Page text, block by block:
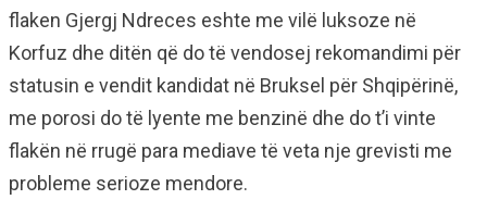
flaken Gjergj Ndreces eshte me vilë luksoze në
Korfuz dhe ditën që do të vendosej rekomandimi për
statusin e vendit kandidat në Bruksel për Shqipërinë,
me porosi do të lyente me benzinë dhe do t’i vinte
flakën në rrugë para mediave të veta nje grevisti me
probleme serioze mendore.